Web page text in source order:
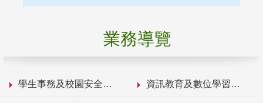
業務導覽
學生事務及校園安全 資訊教育及數位學習